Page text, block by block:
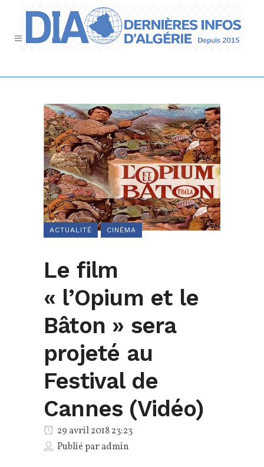
ACTUALITÉ CINÉMA
Le film
« l’Opium et le
Bâton » sera
projeté au
Festival de
Cannes (Vidéo)
29 avril 2018 23:23
Publié paradmin